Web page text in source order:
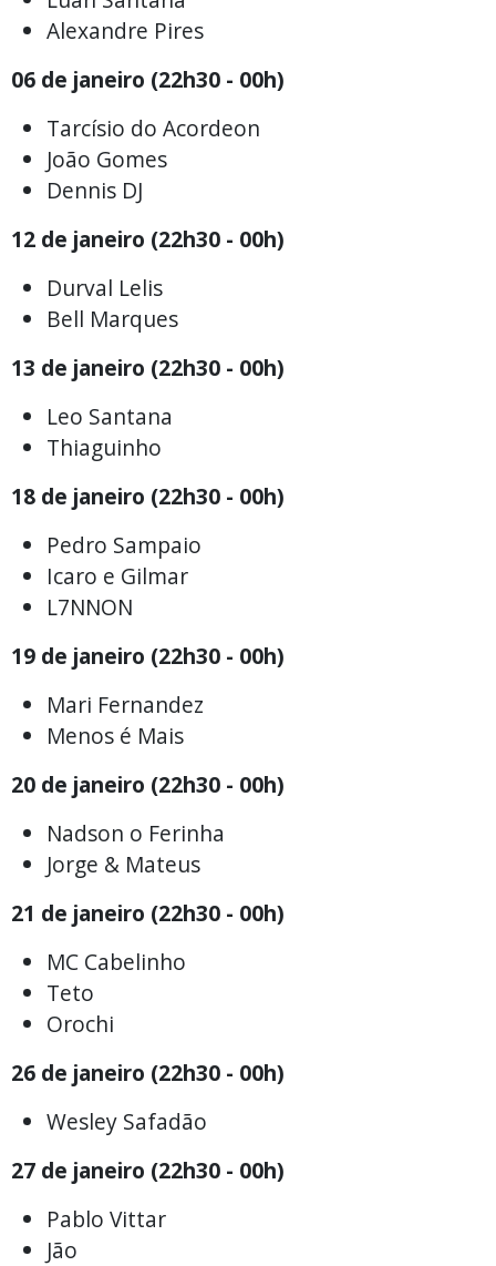
Alexandre Pires
06 de janeiro (22h30 - 00h)
Tarcísio do Acordeon
João Gomes
Dennis DJ
12 de janeiro (22h30 - 00h)
Durval Lelis
Bell Marques
13 de janeiro (22h30 - 00h)
Leo Santana
Thiaguinho
18 de janeiro (22h30 - 00h)
Pedro Sampaio
Icaro e Gilmar
L7NNON
19 de janeiro (22h30 - 00h)
Mari Fernandez
Menos é Mais
20 de janeiro (22h30 - 00h)
Nadson o Ferinha
Jorge & Mateus
21 de janeiro (22h30 - 00h)
MC Cabelinho
Teto
Orochi
26 de janeiro (22h30 - 00h)
Wesley Safadão
27 de janeiro (22h30 - 00h)
Pablo Vittar
Jão